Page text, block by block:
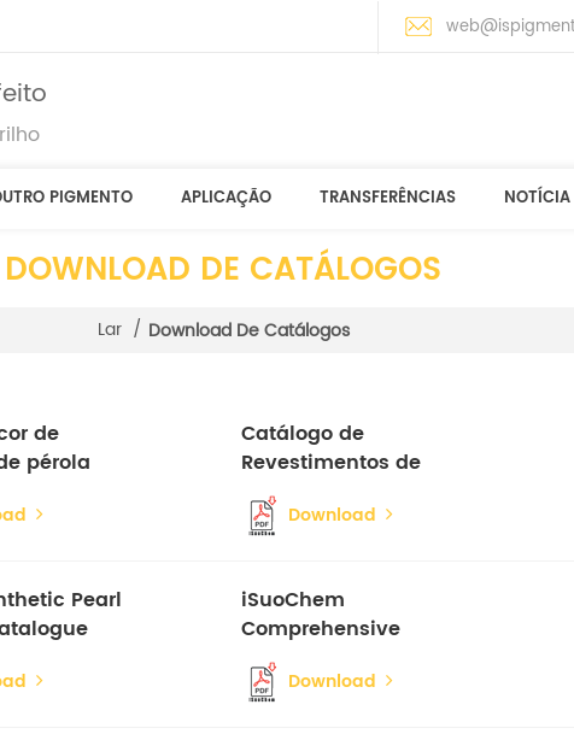
PIGMENTO APLICAÇÃO TRANSFERÊNCIAS NOTÍCIA
DOWNLOAD DE CATÁLOGOS
Lar / Download De Catálogos
de
pérola
Catálogo de
Revestimentos de
Sementes
Download
Pearl
iSuoChem
Comprehensive
Catalogue
Download